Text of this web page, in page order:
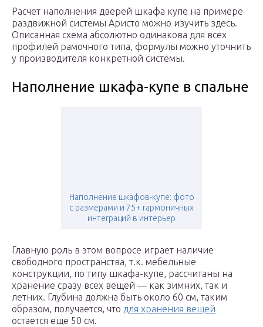
Расчет наполнения дверей шкафа купе на примере
раздвижной системы Аристо можно изучить здесь.
Описанная схема абсолютно одинакова для всех
профилей рамочного типа, формулы можно уточнить
у производителя конкретной системы.
Наполнение шкафа-купе в спальне
Наполнение шкафов-купе: фото
с размерами и 75+ гармоничных
интеграций в интерьер
Главную роль в этом вопросе играет наличие
свободного пространства, т.к. мебельные
конструкции, по типу шкафа-купе, рассчитаны на
хранение сразу всех вещей — как зимних, так и
летних. Глубина должна быть около 60 см, таким
образом, получается, что для хранения вещей
остается еще 50 см.